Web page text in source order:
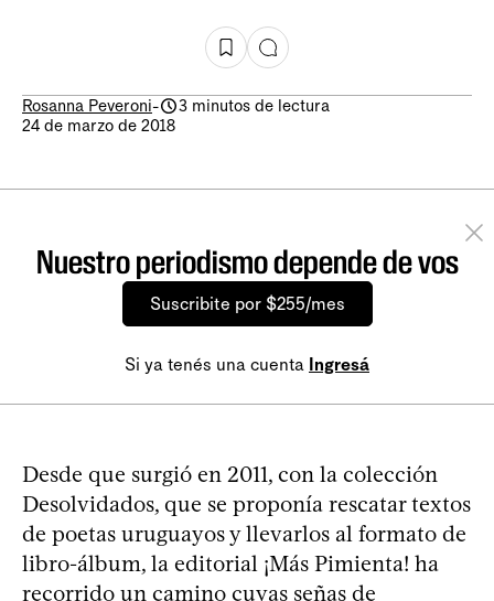
Rosanna Peveroni-
3 minutos de lectura
24 de marzo de 2018
Nuestro periodismo depende de vos
Suscribite por $255/mes
Si ya tenés una cuenta Ingresá
Desde que surgió en 2011, con la colección
Desolvidados, que se proponía rescatar textos
de poetas uruguayos y llevarlos al formato de
libro-álbum, la editorial ¡Más Pimienta! ha
recorrido un camino cuyas señas de